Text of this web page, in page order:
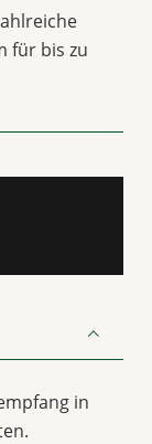
für bis zu
in